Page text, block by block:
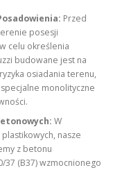
Przed
posesji
celu określenia
budowane jest na
osiadania terenu,
monolityczne
W
nasze
z betonu
37 (B37) wzmocnionego